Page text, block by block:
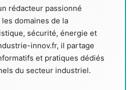
rédacteur passionné
domaines de la
sécurité, énergie et
innov.fr, il partage
et pratiques dédiés
du secteur industriel.